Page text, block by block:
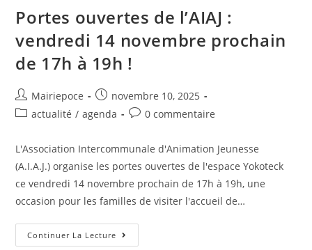
Portes ouvertes de l’AIAJ :
vendredi 14 novembre prochain
de 17h à 19h !
Mairiepoce
novembre 10, 2025
actualité / agenda 0 commentaire
L'Association Intercommunale d'Animation Jeunesse
(A.I.A.J.) organise les portes ouvertes de l'espace Yokoteck
ce vendredi 14 novembre prochain de 17h à 19h, une
occasion pour les familles de visiter l'accueil de…
Continuer La Lecture